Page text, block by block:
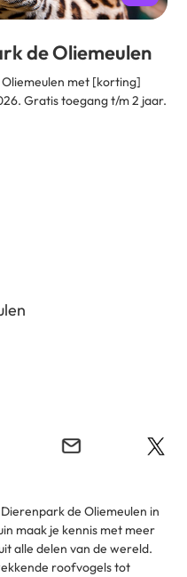
de Oliemeulen
met [korting]
Gratis toegang t/m 2 jaar.
de Oliemeulen in
maak je kennis met meer
alle delen van de wereld.
roofvogels tot